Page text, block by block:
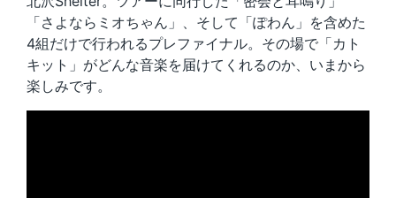
「さよならミオちゃん」、そして「ぽわん」を含めた
4組だけで行われるプレファイナル。その場で「カト
キット」がどんな音楽を届けてくれるのか、いまから
楽しみです。